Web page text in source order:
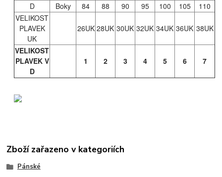
D
Boky 84 88 90 95 100 105
110
VELIKOST
PLAVEK
UK
26UK 28UK 30UK 32UK 34UK 36UK 38UK
VELIKOST
PLAVEK V
D
1 2 3 4 5 6 7
Zboží zařazeno v kategoriích
Pánské